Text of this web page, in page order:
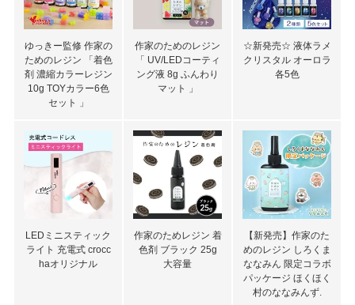
ゆっきー監修 作家の
ためのレジン 「着色
剤 濃縮カラーレジン
10g TOYカラー6色
セット 」
作家のためのレジン
「 UV/LEDコーティ
ング液 8g ふんわり
マット 」
☆新発売☆ 液体ラメ
クリスタル オーロラ
各5色
LEDミニスティック
ライト 充電式 crocc
haオリジナル
作家のためレジン 着
色剤 ブラック 25g
大容量
【新発売】作家のた
めのレジン しろくま
ななみん 限定コラボ
パッケージ ほくほく
村のななみんず.